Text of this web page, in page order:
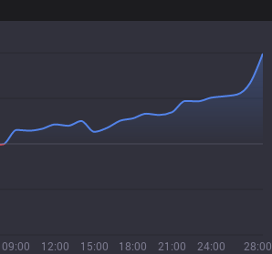
09:00 12:00 15:00 18:00 21:00 24:00 28:00